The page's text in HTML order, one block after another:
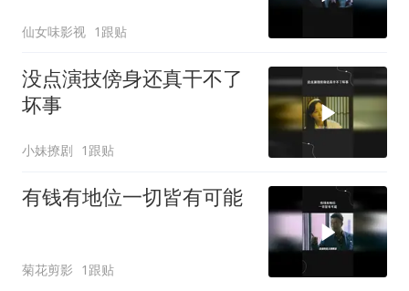
仙女味影视 1跟贴
没点演技傍身还真干不了
坏事
小妹撩剧 1跟贴
有钱有地位一切皆有可能
菊花剪影 1跟贴